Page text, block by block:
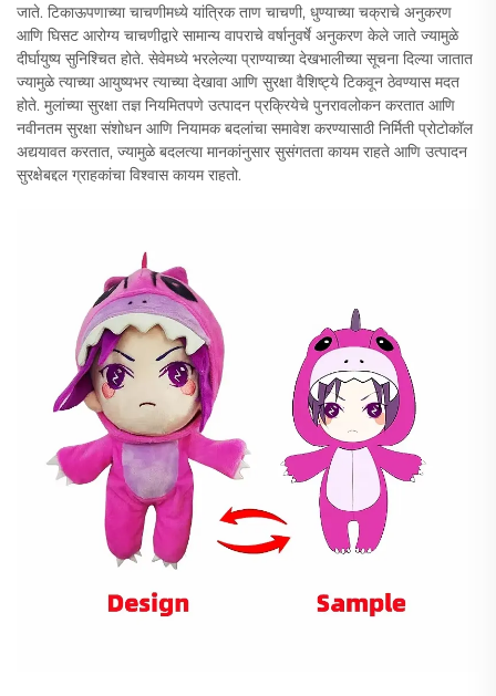
जाते. टिकाऊपणाच्या चाचणीमध्ये यांत्रिक ताण चाचणी, धुण्याच्या चक्राचे अनुकरण
आणि घिसट आरोग्य चाचणीद्वारे सामान्य वापराचे वर्षानुवर्षे अनुकरण केले जाते ज्यामुळे
दीर्घायुष्य सुनिश्चित होते. सेवेमध्ये भरलेल्या प्राण्याच्या देखभालीच्या सूचना दिल्या जातात
ज्यामुळे त्याच्या आयुष्यभर त्याच्या देखावा आणि सुरक्षा वैशिष्ट्ये टिकवून ठेवण्यास मदत
होते. मुलांच्या सुरक्षा तज्ञ नियमितपणे उत्पादन प्रक्रियेचे पुनरावलोकन करतात आणि
नवीनतम सुरक्षा संशोधन आणि नियामक बदलांचा समावेश करण्यासाठी निर्मिती प्रोटोकॉल
अद्ययावत करतात, ज्यामुळे बदलत्या मानकांनुसार सुसंगतता कायम राहते आणि उत्पादन
सुरक्षेबद्दल ग्राहकांचा विश्वास कायम राहतो.